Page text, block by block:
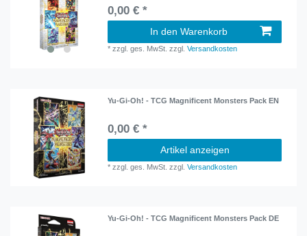
0,00 € *
In den Warenkorb
*zzgl. ges. MwSt. zzgl.Versandkosten
Yu-Gi-Oh! - TCG Magnificent Monsters Pack EN
0,00 € *
Artikel anzeigen
*zzgl. ges. MwSt. zzgl.Versandkosten
Yu-Gi-Oh! - TCG Magnificent Monsters Pack DE